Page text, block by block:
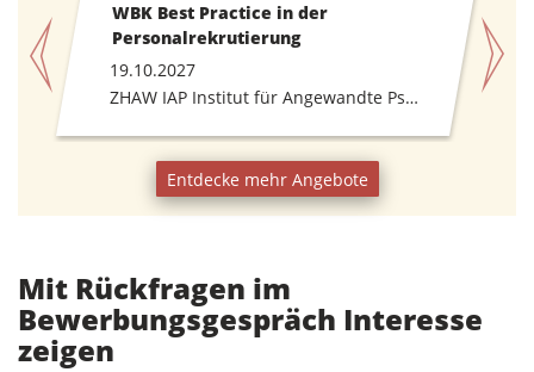
WBK Best Practice in der
Personalrekrutierung
19.10.2027
ZHAW IAP Institut für Angewandte Psychologie
Entdecke mehr Angebote
Mit Rückfragen im
Bewerbungsgespräch Interesse
zeigen